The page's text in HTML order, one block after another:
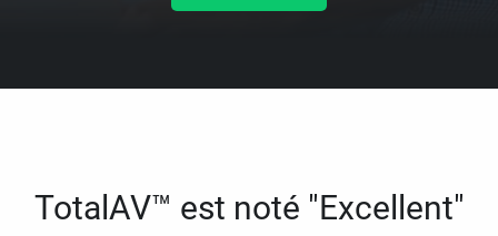
TotalAV™ est noté "Excellent"